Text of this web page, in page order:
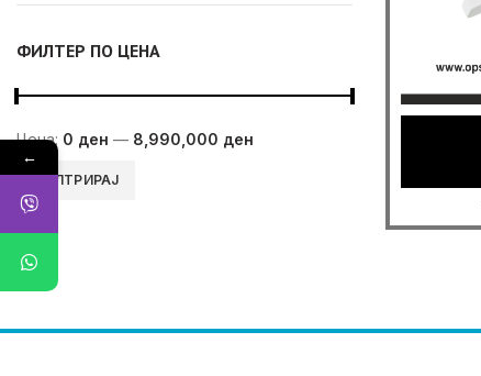
ФИЛТЕР ПО ЦЕНА
Мин.
цена
Максимална
цена
ФИЛТРИРАЈ
Цена: 0 ден — 8,990,000 ден
←